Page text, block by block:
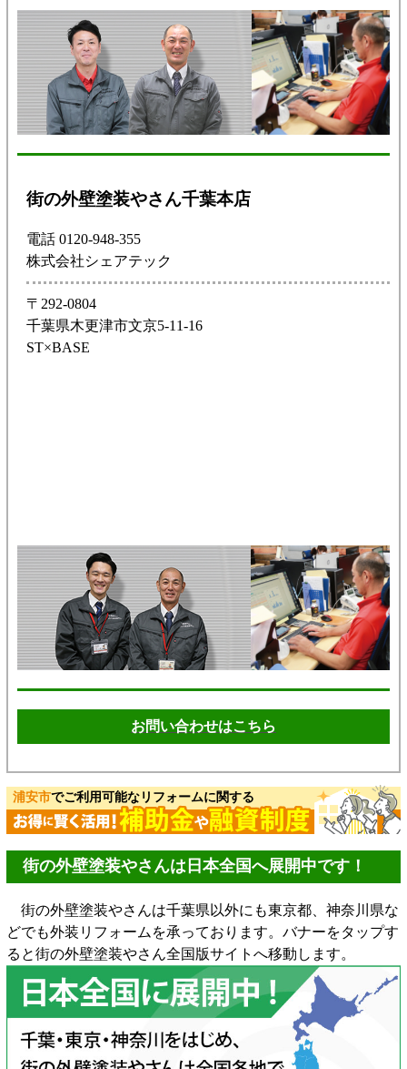
街の外壁塗装やさん千葉本店
電話 0120-948-355
株式会社シェアテック
〒292-0804
千葉県木更津市文京5-11-16
ST×BASE
お問い合わせはこちら
浦安市でご利用可能なリフォームに関する
街の外壁塗装やさんは日本全国へ展開中です！
街の外壁塗装やさんは千葉県以外にも東京都、神奈川県な
どでも外装リフォームを承っております。バナーをタップす
ると街の外壁塗装やさん全国版サイトへ移動します。